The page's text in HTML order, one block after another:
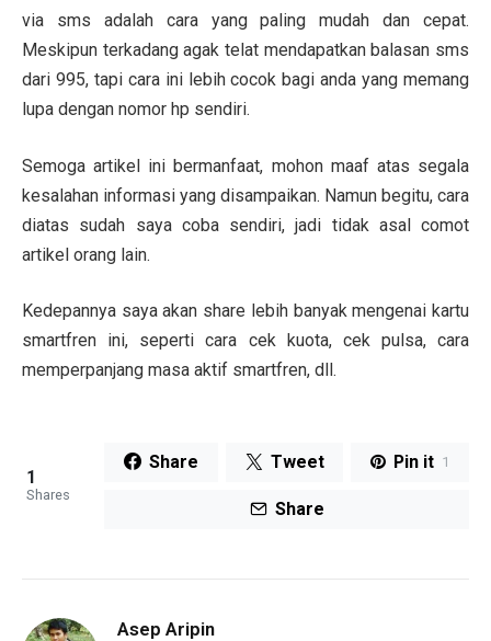
via sms adalah cara yang paling mudah dan cepat.
Meskipun terkadang agak telat mendapatkan balasan sms
dari 995, tapi cara ini lebih cocok bagi anda yang memang
lupa dengan nomor hp sendiri.
Semoga artikel ini bermanfaat, mohon maaf atas segala
kesalahan informasi yang disampaikan. Namun begitu, cara
diatas sudah saya coba sendiri, jadi tidak asal comot
artikel orang lain.
Kedepannya saya akan share lebih banyak mengenai kartu
smartfren ini, seperti cara cek kuota, cek pulsa, cara
memperpanjang masa aktif smartfren, dll.
1
Shares
Share Tweet Pin it 1
Share
Asep Aripin